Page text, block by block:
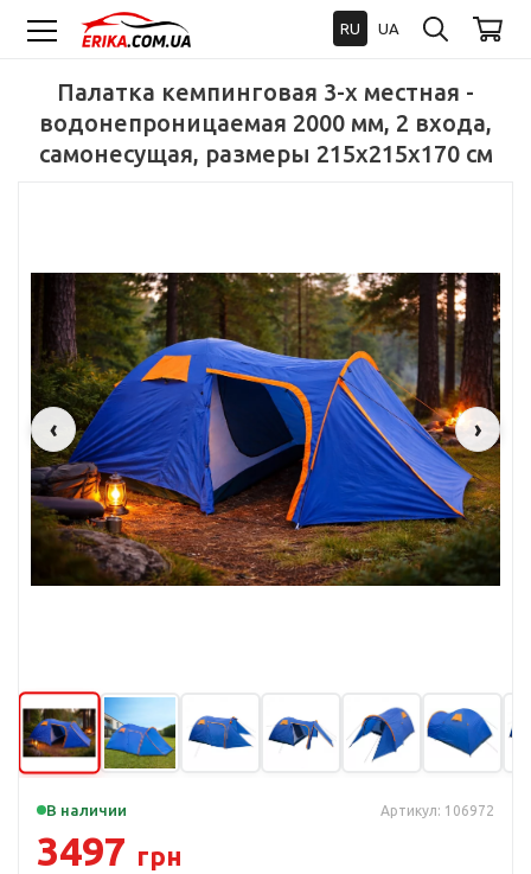
RU UA
Палатка кемпинговая 3-х местная -
водонепроницаемая 2000 мм, 2 входа,
самонесущая, размеры 215x215x170 см
‹ ›
В наличии Артикул: 106972
3497 грн